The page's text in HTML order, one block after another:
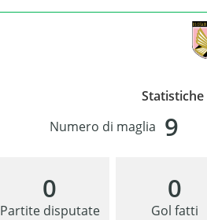
Statistiche
9
Numero di maglia
0
Partite disputate
0
Gol fatti